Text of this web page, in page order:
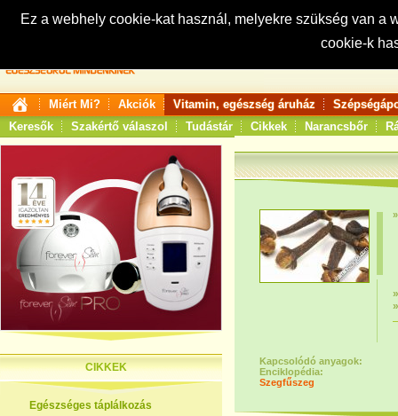
Ez a webhely cookie-kat használ, melyekre szükség van
cookie-k
Keresés:
Miért Mi? Akciók Vitamin, egészség áruház
Keresők
Szakértő válaszol Tudástár Cikkek Narancsbőr
CIKKEK
Egészséges táplálkozás
Kapcsolódó anyagok:
Enciklopédia:
Szegfűszeg